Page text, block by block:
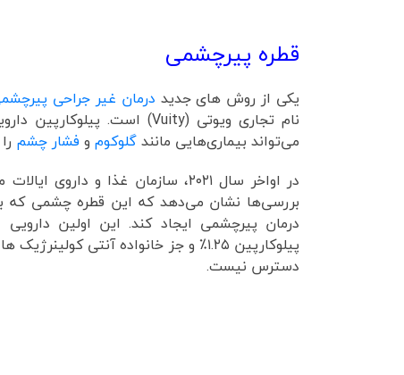
قطره پیرچشمی
یکی از روش های جدید درمان غیر جراحی
می‌تواند بیماری‌هایی مانندگلوکوم و فشار چشم
در اواخر سال ۲۰۲۱، سازمان غذا و
درمان پیرچشمی ایجاد کند. این اولین
دسترس نیست.